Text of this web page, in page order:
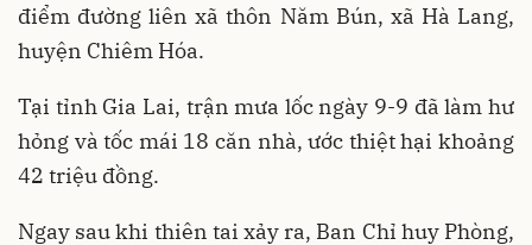
điểm đường liên xã thôn Năm Bún, xã Hà Lang,
huyện Chiêm Hóa.
Tại tỉnh Gia Lai, trận mưa lốc ngày 9-9 đã làm hư
hỏng và tốc mái 18 căn nhà, ước thiệt hại khoảng
42 triệu đồng.
Ngay sau khi thiên tai xảy ra, Ban Chỉ huy Phòng,